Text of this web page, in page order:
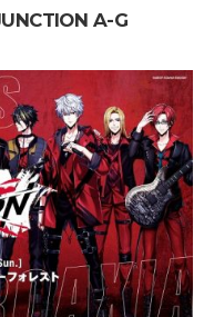
A-G